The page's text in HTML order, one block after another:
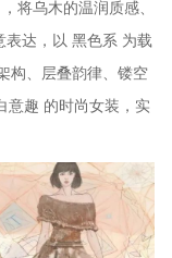
将乌木的温润质感、
表达，以 黑色系 为载
构、层叠韵律、镂空
意趣 的时尚女装，实